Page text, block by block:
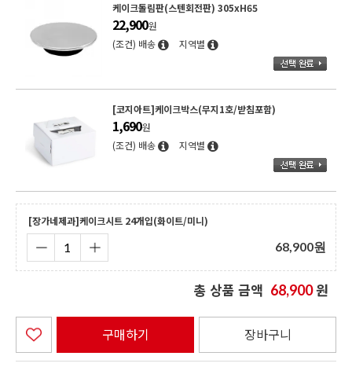
케이크돌림판(스텐회전판) 305xH65
22,900원
(조건) 배송
지역별
[코지아트]케이크박스(무지1호/받침포함)
1,690원
(조건) 배송
지역별
[장가네제과]케이크시트 24개입(화이트/미니)
68,900원
총 상품 금액 68,900원
구매하기 장바구니